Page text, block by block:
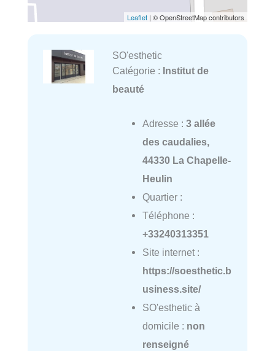
Leaflet | © OpenStreetMap contributors
SO'esthetic
Catégorie : Institut de
beauté
Adresse : 3 allée
des caudalies,
44330 La Chapelle-
Heulin
Quartier :
Téléphone :
+33240313351
Site internet :
https://soesthetic.b
usiness.site/
SO'esthetic à
domicile : non
renseigné